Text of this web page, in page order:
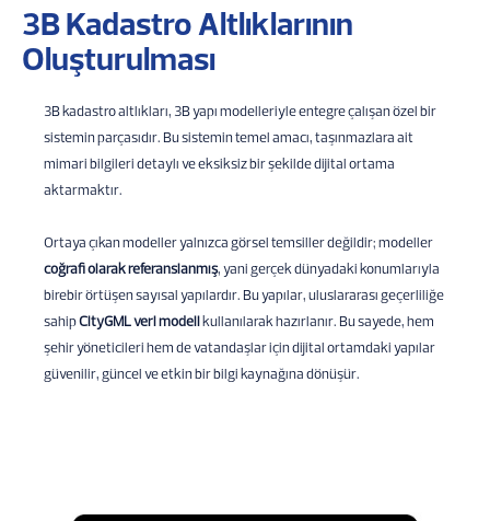
3B Kadastro Altlıklarının
Oluşturulması
3B kadastro altlıkları, 3B yapı modelleriyle entegre çalışan özel bir
sistemin parçasıdır. Bu sistemin temel amacı, taşınmazlara ait
mimari bilgileri detaylı ve eksiksiz bir şekilde dijital ortama
aktarmaktır.
Ortaya çıkan modeller yalnızca görsel temsiller değildir; modeller
coğrafi olarak referanslanmış, yani gerçek dünyadaki konumlarıyla
birebir örtüşen sayısal yapılardır. Bu yapılar, uluslararası geçerliliğe
sahipCityGML veri modelikullanılarak hazırlanır. Bu sayede, hem
şehir yöneticileri hem de vatandaşlar için dijital ortamdaki yapılar
güvenilir, güncel ve etkin bir bilgi kaynağına dönüşür.